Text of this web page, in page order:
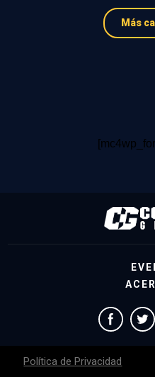
Más
Política de Privacidad